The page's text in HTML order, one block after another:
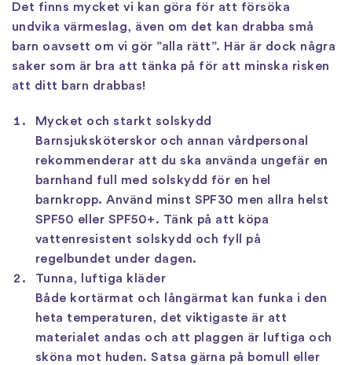
Det finns mycket vi kan göra för att försöka
undvika värmeslag, även om det kan drabba små
barn oavsett om vi gör ”alla rätt”. Här är dock några
saker som är bra att tänka på för att minska risken
att ditt barn drabbas!
Mycket och starkt solskydd
Barnsjuksköterskor och annan vårdpersonal
rekommenderar att du ska använda ungefär en
barnhand full med solskydd för en hel
barnkropp. Använd minst SPF30 men allra helst
SPF50 eller SPF50+. Tänk på att köpa
vattenresistent solskydd och fyll på
regelbundet under dagen.
Tunna, luftiga kläder
Både kortärmat och långärmat kan funka i den
heta temperaturen, det viktigaste är att
materialet andas och att plaggen är luftiga och
sköna mot huden. Satsa gärna på bomull eller